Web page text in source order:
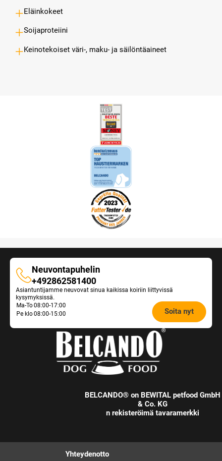
Eläinkokeet
Soijaproteiini
Keinotekoiset väri-, maku- ja säilöntäaineet
Neuvontapuhelin
Neuvontapuhelin
+492862581400
Asiantuntijamme neuvovat sinua kaikissa koiriin liittyvissä
kysymyksissä.
Opening
Ma-To08:00-17:00
Pe klo08:00-15:00 Soita nyt
BELCANDO® on BEWITAL petfood GmbH
& Co. KG
n rekisteröimä tavaramerkki
Yhteydenotto